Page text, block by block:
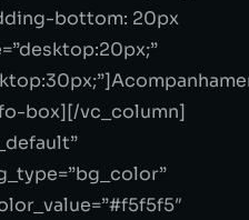
bottom: 20px
box][/vc_column]